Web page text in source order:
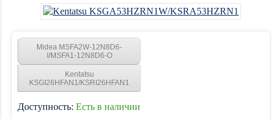
Midea MSFA2W-12N8D6-
I/MSFA1-12N8D6-O
Kentatsu
KSGI26HFAN1/KSRI26HFAN1
Доступность: Есть в наличии